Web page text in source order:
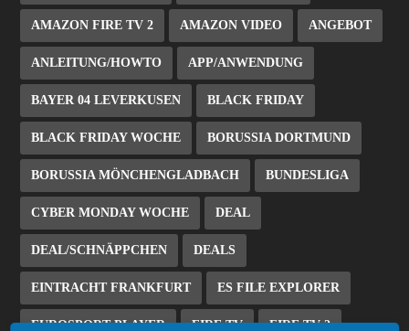
AMAZON FIRE TV 2 AMAZON VIDEO ANGEBOT
ANLEITUNG/HOWTO APP/ANWENDUNG
BAYER 04 LEVERKUSEN BLACK FRIDAY
BLACK FRIDAY WOCHE BORUSSIA DORTMUND
BORUSSIA MÖNCHENGLADBACH BUNDESLIGA
CYBER MONDAY WOCHE DEAL
DEAL/SCHNÄPPCHEN DEALS
EINTRACHT FRANKFURT ES FILE EXPLORER
EUROSPORT PLAYER FIRE TV FIRE TV 2